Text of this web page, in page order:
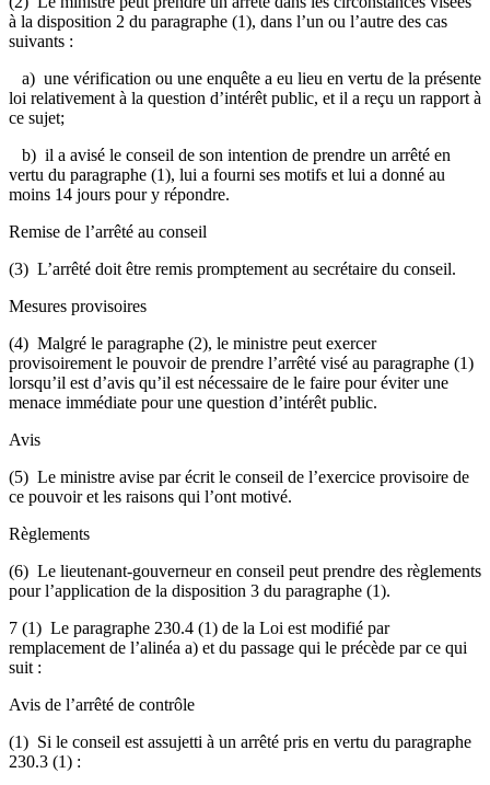
à la disposition 2 du paragraphe (1), dans l’un ou l’autre des cas
suivants :
a) une vérification ou une enquête a eu lieu en vertu de la présente
loi relativement à la question d’intérêt public, et il a reçu un rapport à
ce sujet;
b) il a avisé le conseil de son intention de prendre un arrêté en
vertu du paragraphe (1), lui a fourni ses motifs et lui a donné au
moins 14 jours pour y répondre.
Remise de l’arrêté au conseil
(3) L’arrêté doit être remis promptement au secrétaire du conseil.
Mesures provisoires
(4) Malgré le paragraphe (2), le ministre peut exercer
provisoirement le pouvoir de prendre l’arrêté visé au paragraphe (1)
lorsqu’il est d’avis qu’il est nécessaire de le faire pour éviter une
menace immédiate pour une question d’intérêt public.
Avis
(5) Le ministre avise par écrit le conseil de l’exercice provisoire de
ce pouvoir et les raisons qui l’ont motivé.
Règlements
(6) Le lieutenant-gouverneur en conseil peut prendre des règlements
pour l’application de la disposition 3 du paragraphe (1).
7 (1) Le paragraphe 230.4 (1) de la Loi est modifié par
remplacement de l’alinéa a) et du passage qui le précède par ce qui
suit :
Avis de l’arrêté de contrôle
(1) Si le conseil est assujetti à un arrêté pris en vertu du paragraphe
230.3 (1) :